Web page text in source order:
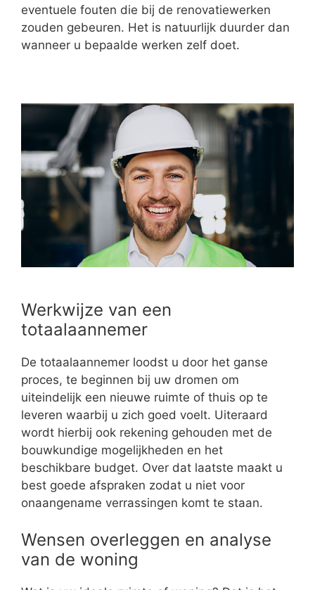
eventuele fouten die bij de renovatiewerken
zouden gebeuren. Het is natuurlijk duurder dan
wanneer u bepaalde werken zelf doet.
Werkwijze van een
totaalaannemer
De totaalaannemer loodst u door het ganse
proces, te beginnen bij uw dromen om
uiteindelijk een nieuwe ruimte of thuis op te
leveren waarbij u zich goed voelt. Uiteraard
wordt hierbij ook rekening gehouden met de
bouwkundige mogelijkheden en het
beschikbare budget. Over dat laatste maakt u
best goede afspraken zodat u niet voor
onaangename verrassingen komt te staan.
Wensen overleggen en analyse
van de woning